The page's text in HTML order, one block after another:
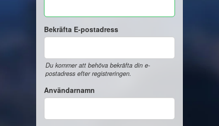
Bekräfta E-postadress
Du kommer att behöva bekräfta din e-
postadress efter registreringen.
Användarnamn